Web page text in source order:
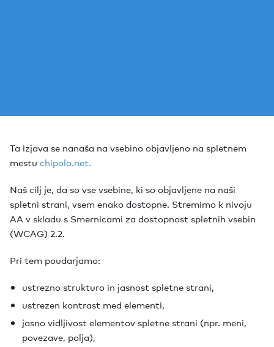
Ta izjava se nanaša na vsebino objavljeno na spletnem
mestu chipolo.net.
Naš cilj je, da so vse vsebine, ki so objavljene na naši
spletni strani, vsem enako dostopne. Stremimo k nivoju
AA v skladu s Smernicami za dostopnost spletnih vsebin
(WCAG) 2.2.
Pri tem poudarjamo:
ustrezno strukturo in jasnost spletne strani,
ustrezen kontrast med elementi,
jasno vidljivost elementov spletne strani (npr. meni,
povezave, polja),